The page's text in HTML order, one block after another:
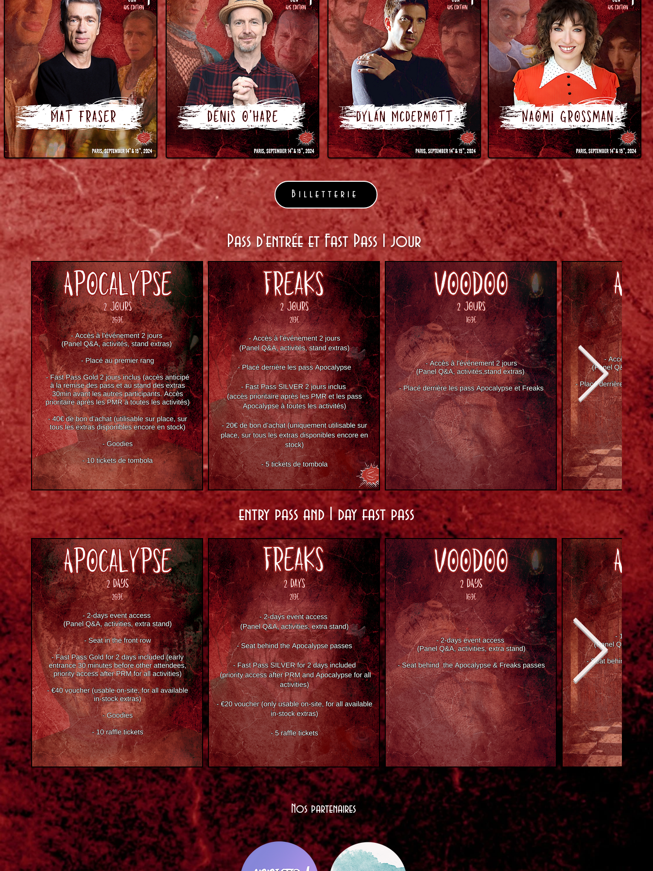
Billetterie
Pass d'entrée et Fast Pass 1 jour
entry pass and 1 day fast pass
Nos partenaires